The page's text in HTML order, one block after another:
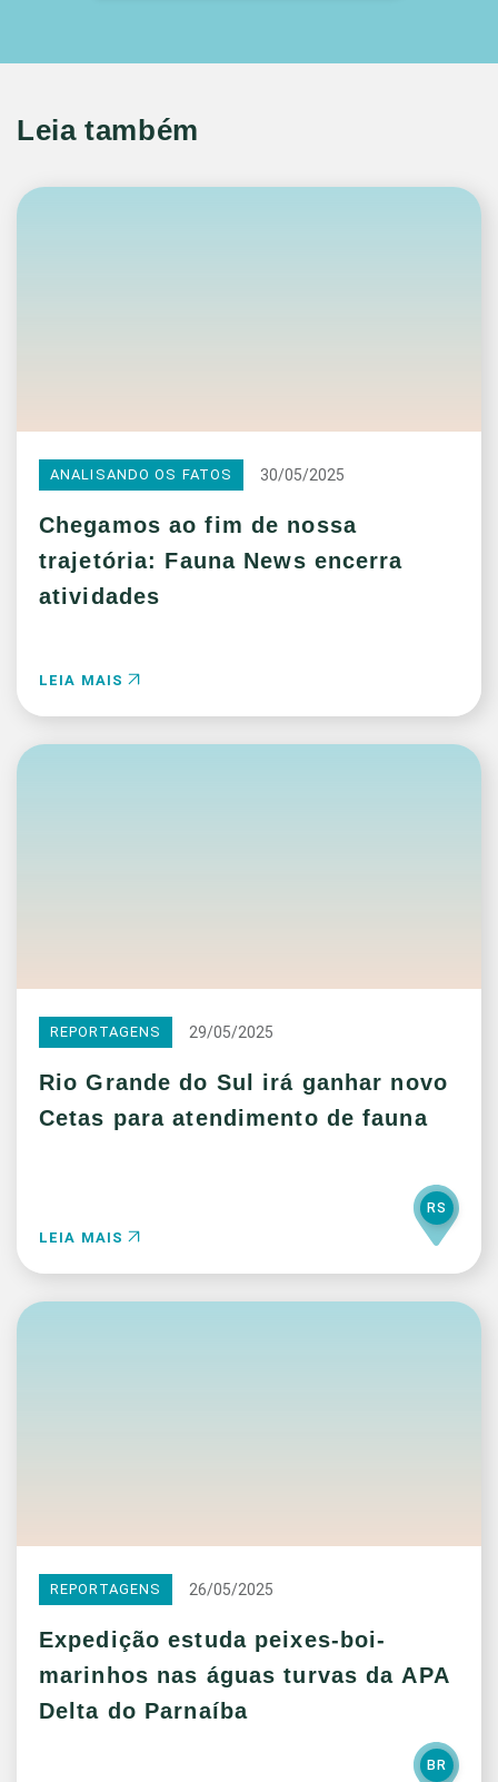
Leia também
ANALISANDO OS FATOS 30/05/2025
Chegamos ao fim de nossa
trajetória: Fauna News encerra
atividades
LEIA MAIS
REPORTAGENS 29/05/2025
Rio Grande do Sul irá ganhar novo
Cetas para atendimento de fauna
LEIA MAIS
RS
REPORTAGENS 26/05/2025
Expedição estuda peixes-boi-
marinhos nas águas turvas da APA
Delta do Parnaíba
BR